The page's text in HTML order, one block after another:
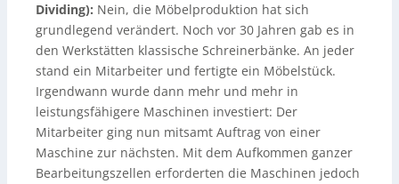
Dividing): Nein, die Möbelproduktion hat sich
grundlegend verändert. Noch vor 30 Jahren gab es in
den Werkstätten klassische Schreinerbänke. An jeder
stand ein Mitarbeiter und fertigte ein Möbelstück.
Irgendwann wurde dann mehr und mehr in
leistungsfähigere Maschinen investiert: Der
Mitarbeiter ging nun mitsamt Auftrag von einer
Maschine zur nächsten. Mit dem Aufkommen ganzer
Bearbeitungszellen erforderten die Maschinen jedoch